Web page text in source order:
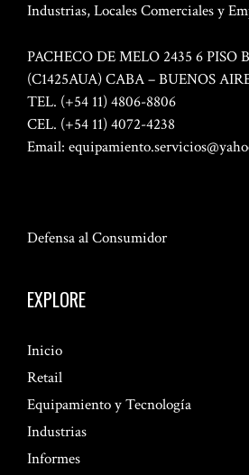
Industrias, Locales Comerciales y
PACHECO DE MELO 2435 6 PISO B
(C1425AUA) CABA – BUENOS
TEL. (+54 11) 4806-8806
CEL. (+54 11) 4072-4238
Email:
Defensa al Consumidor
EXPLORE
Inicio
Retail
Equipamiento y Tecnología
Industrias
Informes